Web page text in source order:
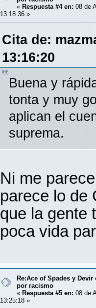
« Respuesta #4 en: 08 de
13:18:36 »
Cita de:
13:16:20
Buena y
tonta y muy
aplican el
suprema.
Ni me
parece lo de
que la gente
poca vida
Re:Ace of Spades y
por racismo
« Respuesta #5 en: 08 de
13:25:18 »